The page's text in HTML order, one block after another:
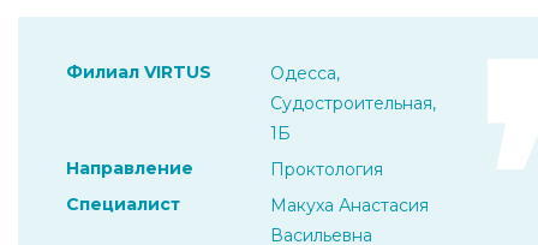
Филиал VIRTUS
Одесса,
Судостроительная,
1Б
Направление
Проктология
Специалист
Макуха Анастасия
Васильевна